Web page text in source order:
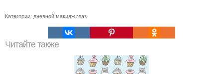
Категории: дневной макияж глаз
Читайте также